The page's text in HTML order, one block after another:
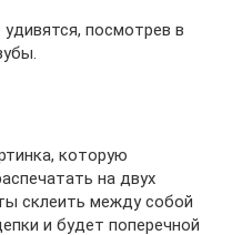
посмотрев в
которую
на двух
склеить между собой
и будет поперечной